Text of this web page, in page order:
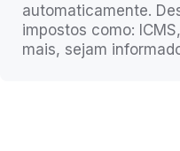
automaticamente.
impostos como:
mais, sejam